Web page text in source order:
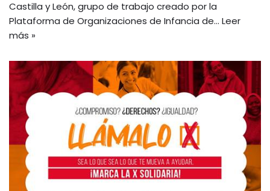
Castilla y León, grupo de trabajo creado por la
Plataforma de Organizaciones de Infancia de… Leer
más »